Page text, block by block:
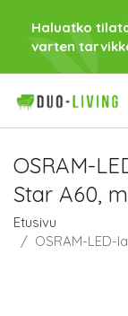
Haluatko
varten
OSRAM-
Star A60,
Etusivu
OSRAM-LED-